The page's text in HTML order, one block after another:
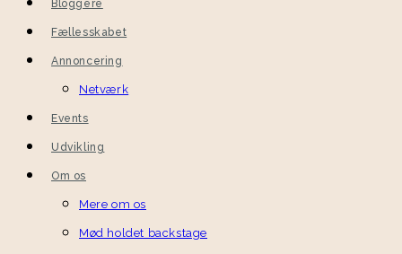
Bloggere
Fællesskabet
Annoncering
Netværk
Events
Udvikling
Om os
Mere om os
Mød holdet backstage